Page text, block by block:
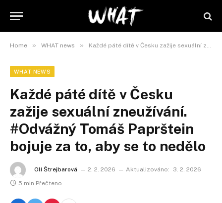
Home » WHAT news » Každé páté dítě v Česku zažije sexuální zneužívání. #Odvážný Tomáš Paprštein bojuje za to, aby se to nedělo
WHAT NEWS
Každé páté dítě v Česku
zažije sexuální zneužívání.
#Odvážný Tomáš Paprštein
bojuje za to, aby se to nedělo
Olí Štrejbarová 2. 2. 2026 Aktualizováno:
3. 2. 2026
5 min Přečteno